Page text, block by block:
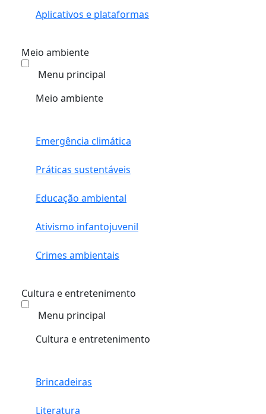
Aplicativos e plataformas
Meio ambiente
Menu principal
Meio ambiente
Emergência climática
Práticas sustentáveis
Educação ambiental
Ativismo infantojuvenil
Crimes ambientais
Cultura e entretenimento
Menu principal
Cultura e entretenimento
Brincadeiras
Literatura